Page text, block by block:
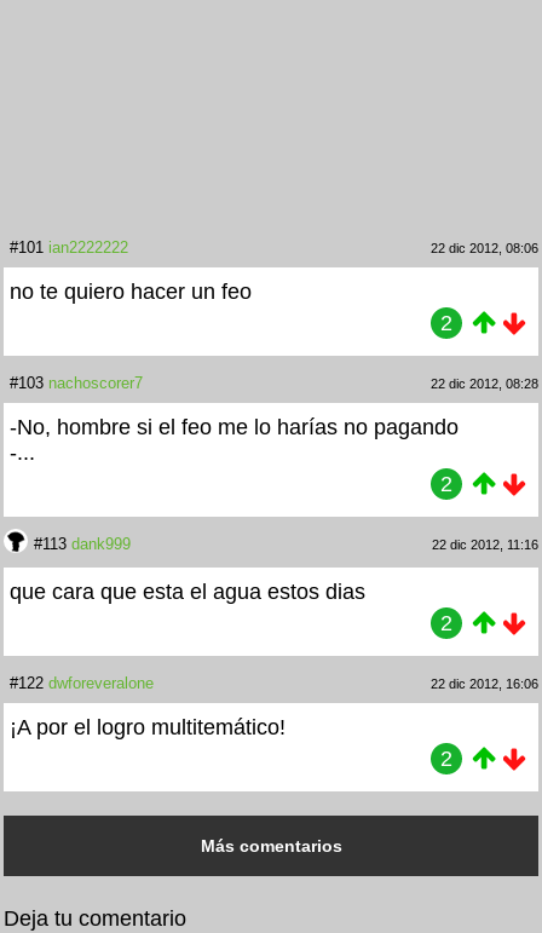
#101 ian2222222 22 dic 2012, 08:06
no te quiero hacer un feo
2
#103 nachoscorer7 22 dic 2012, 08:28
-No, hombre si el feo me lo harías no pagando
-...
2
#113 dank999 22 dic 2012, 11:16
que cara que esta el agua estos dias
2
#122 dwforeveralone 22 dic 2012, 16:06
¡A por el logro multitemático!
2
Más comentarios
Deja tu comentario